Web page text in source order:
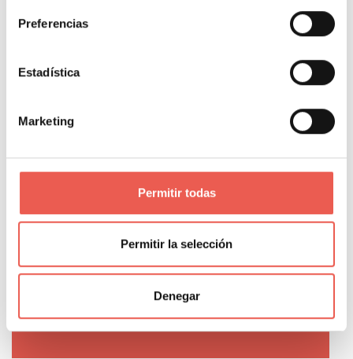
Preferencias
Estadística
Marketing
Permitir todas
Permitir la selección
Denegar
Looker Studio para empresas como Salvat,
para pymes, startups y agencias. Ingeniero
INESDI, OBS, EAE y Tecnocampus.
Comparte donde quieras: